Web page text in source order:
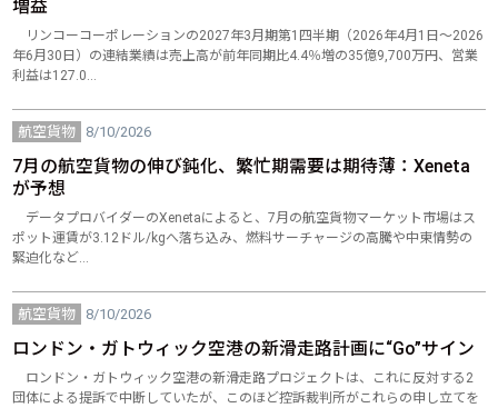
増益
リンコーコーポレーションの2027年3月期第1四半期（2026年4月1日～2026
年6月30日）の連結業績は売上高が前年同期比4.4％増の35億9,700万円、営業
利益は127.0…
航空貨物 8/10/2026
7月の航空貨物の伸び鈍化、繁忙期需要は期待薄：Xeneta
が予想
データプロバイダーのXenetaによると、7月の航空貨物マーケット市場はス
ポット運賃が3.12ドル/kgへ落ち込み、燃料サーチャージの高騰や中東情勢の
緊迫化など…
航空貨物 8/10/2026
ロンドン・ガトウィック空港の新滑走路計画に“Go”サイン
ロンドン・ガトウィック空港の新滑走路プロジェクトは、これに反対する2
団体による提訴で中断していたが、このほど控訴裁判所がこれらの申し立てを